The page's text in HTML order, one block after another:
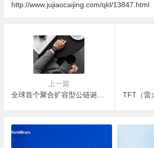
http://www.jujiaocaijing.com/qkl/13847.html
上一篇
全球首个聚合扩容型公链诞生 PT聚合型挖矿来袭